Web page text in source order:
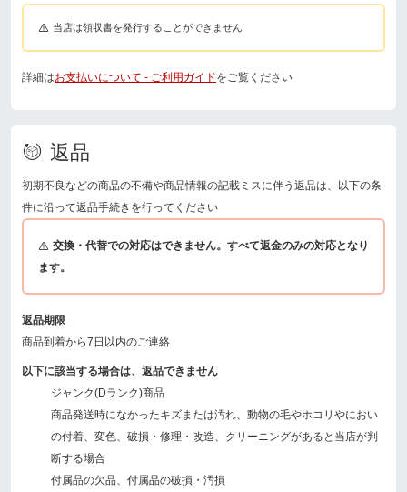
当店は領収書を発行することができません
詳細はお支払いについて - ご利用ガイドをご覧ください
返品
初期不良などの商品の不備や商品情報の記載ミスに伴う返品は、以下の条
件に沿って返品手続きを行ってください
交換・代替での対応はできません。すべて返金のみの対応となり
ます。
返品期限
商品到着から7日以内のご連絡
以下に該当する場合は、返品できません
ジャンク(Dランク)商品
商品発送時になかったキズまたは汚れ、動物の毛やホコリやにおい
の付着、変色、破損・修理・改造、クリーニングがあると当店が判
断する場合
付属品の欠品、付属品の破損・汚損